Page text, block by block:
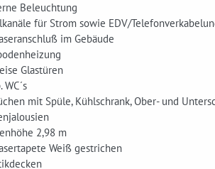
Beleuchtung
für Strom sowie EDV/
im Gebäude
Glastüren
WC´s
mit Spüle, Kühlschrank, Ober- und
2,98 m
Weiß gestrichen